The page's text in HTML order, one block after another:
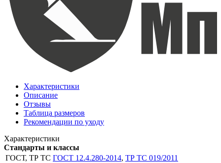
Характеристики
Описание
Отзывы
Таблица размеров
Рекомендации по уходу
Характеристики
Стандарты и классы
ГОСТ, ТР ТС ГОСТ 12.4.280-2014, ТР ТС 019/2011